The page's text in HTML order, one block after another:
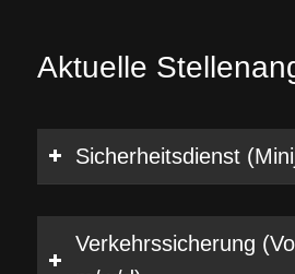
Aktuelle
Sicherheitsdienst
Verkehrssicherung